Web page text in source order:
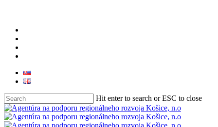
Hit enter to search or ESC to close
Close
Search